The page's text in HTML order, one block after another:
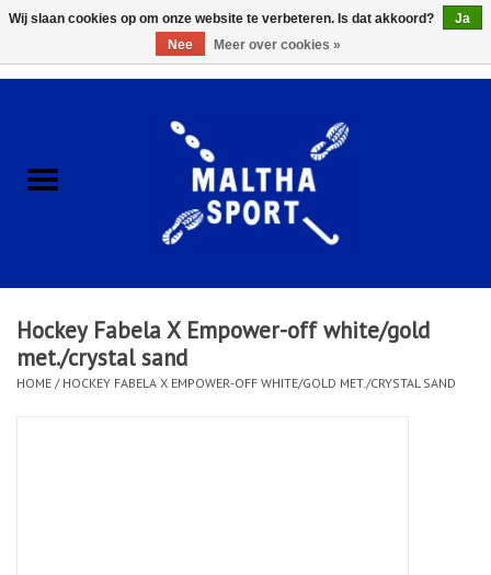
ACCESSOIRES/HARDWARE
KLEDING
CLUBSHOPS
Hockey Fabela X Empower-off white/gold
met./crystal sand
HOME / HOCKEY FABELA X EMPOWER-OFF WHITE/GOLD MET./CRYSTAL SAND
Wij slaan cookies op om onze website te verbeteren. Is dat akkoord?
Ja
Nee
Meer over cookies »